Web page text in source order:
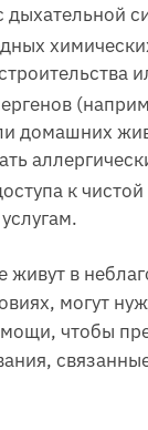
дыхательной
домашних
к
живут в
могут
чтобы